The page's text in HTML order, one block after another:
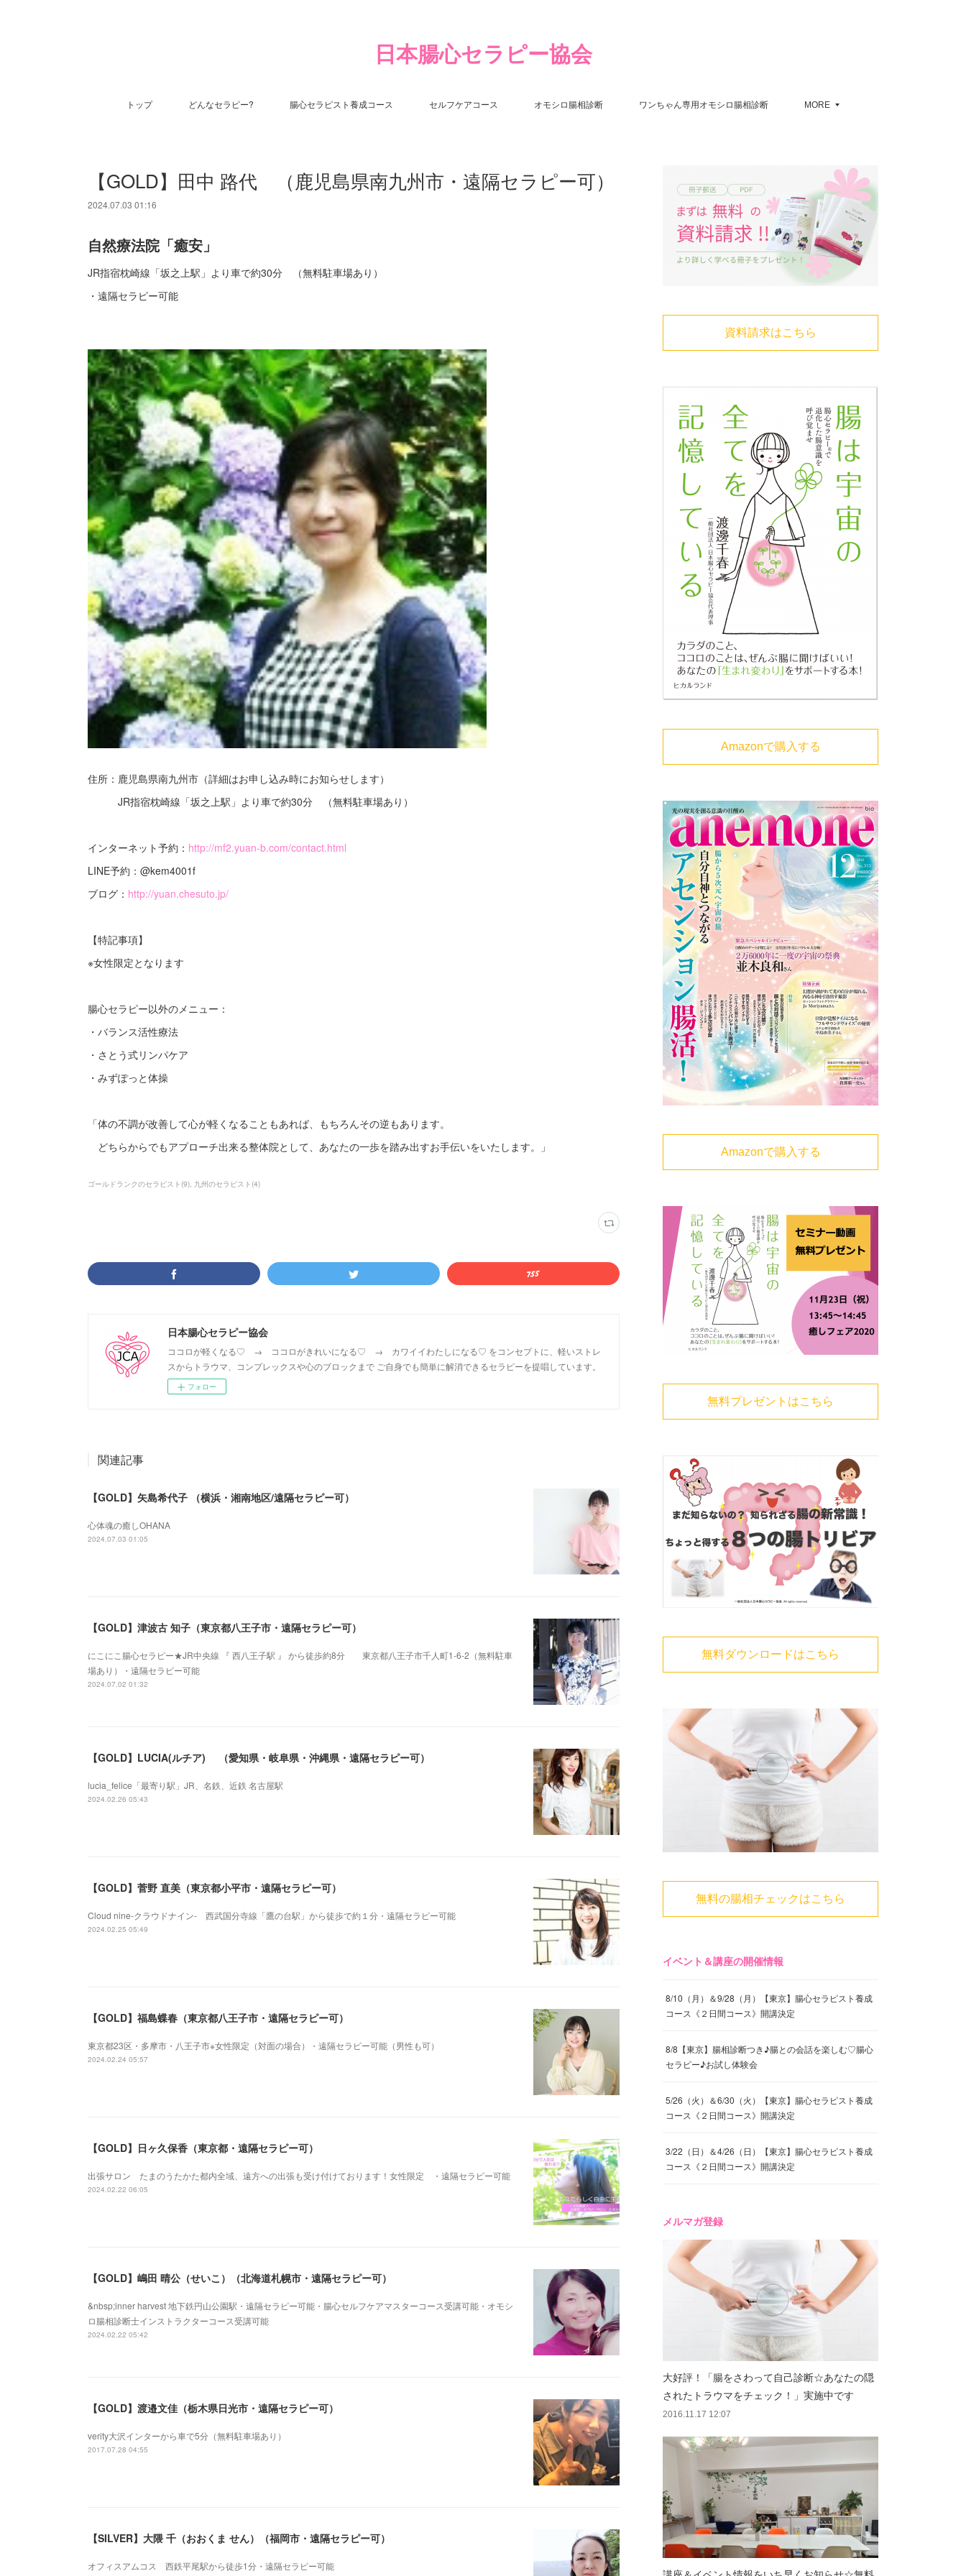
日本腸心セラピー協会
トップ どんなセラピー? 腸心セラピスト養成コース セルフケアコース オモシロ腸相診断 ワンちゃん専用オモシロ腸相診断 MORE
【GOLD】田中 路代 （鹿児島県南九州市・遠隔セラピー可）
2024.07.03 01:16
自然療法院「癒安」
JR指宿枕崎線「坂之上駅」より車で約30分 （無料駐車場あり）
・遠隔セラピー可能
住所：鹿児島県南九州市（詳細はお申し込み時にお知らせします）
JR指宿枕崎線「坂之上駅」より車で約30分 （無料駐車場あり）
インターネット予約： http://mf2.yuan-b.com/contact.html
LINE予約：@kem4001f
ブログ： http://yuan.chesuto.jp/
【特記事項】
※女性限定となります
腸心セラピー以外のメニュー：
・バランス活性療法
・さとう式リンパケア
・みずぽっと体操
「体の不調が改善して心が軽くなることもあれば、もちろんその逆もあります。
どちらからでもアプローチ出来る整体院として、あなたの一歩を踏み出すお手伝いをいたします。」
ゴールドランクのセラピスト (9) 九州のセラピスト (4)
日本腸心セラピー協会
ココロが軽くなる♡ → ココロがきれいになる♡ → カワイイわたしになる♡ をコンセプトに、軽いストレ
スからトラウマ、コンプレックスや心のブロックまで ご自身でも簡単に解消できるセラピーを提唱しています。
フォロー
関連記事
【GOLD】矢島希代子 （横浜・湘南地区/遠隔セラピー可）
心体魂の癒しOHANA
2024.07.03 01:05
【GOLD】津波古 知子（東京都八王子市・遠隔セラピー可）
にこにこ腸心セラピー★JR中央線 『 西八王子駅 』 から徒歩約8分 東京都八王子市千人町1-6-2（無料駐車
場あり）・遠隔セラピー可能
2024.07.02 01:32
【GOLD】LUCIA(ルチア) （愛知県・岐阜県・沖縄県・遠隔セラピー可）
lucia_felice「最寄り駅」JR、名鉄、近鉄 名古屋駅
2024.02.26 05:43
【GOLD】菅野 直美（東京都小平市・遠隔セラピー可）
Cloud nine-クラウドナイン- 西武国分寺線「鷹の台駅」から徒歩で約１分・遠隔セラピー可能
2024.02.25 05:49
【GOLD】福島蝶春（東京都八王子市・遠隔セラピー可）
東京都23区・多摩市・八王子市※女性限定（対面の場合）・遠隔セラピー可能（男性も可）
2024.02.24 05:57
【GOLD】日ヶ久保香（東京都・遠隔セラピー可）
出張サロン たまのうたかた都内全域、遠方への出張も受け付けております！女性限定 ・遠隔セラピー可能
2024.02.22 06:05
【GOLD】嶋田 晴公（せいこ）（北海道札幌市・遠隔セラピー可）
&nbsp;inner harvest 地下鉄円山公園駅・遠隔セラピー可能・腸心セルフケアマスターコース受講可能・オモシ
ロ腸相診断士インストラクターコース受講可能
2024.02.22 05:42
【GOLD】渡邉文佳（栃木県日光市・遠隔セラピー可）
verity大沢インターから車で5分（無料駐車場あり）
2017.07.28 04:55
【SILVER】大隈 千（おおくま せん）（福岡市・遠隔セラピー可）
オフィスアムコス 西鉄平尾駅から徒歩1分・遠隔セラピー可能
資料請求はこちら
Amazonで購入する
Amazonで購入する
無料プレゼントはこちら
無料ダウンロードはこちら
無料の腸相チェックはこちら
イベント＆講座の開催情報
8/10（月）＆9/28（月）【東京】腸心セラピスト養成
コース《２日間コース》開講決定
8/8【東京】腸相診断つき♪腸との会話を楽しむ♡腸心
セラピー♪お試し体験会
5/26（火）＆6/30（火）【東京】腸心セラピスト養成
コース《２日間コース》開講決定
3/22（日）＆4/26（日）【東京】腸心セラピスト養成
コース《２日間コース》開講決定
メルマガ登録
大好評！「腸をさわって自己診断☆あなたの隠
されたトラウマをチェック！」実施中です
2016.11.17 12:07